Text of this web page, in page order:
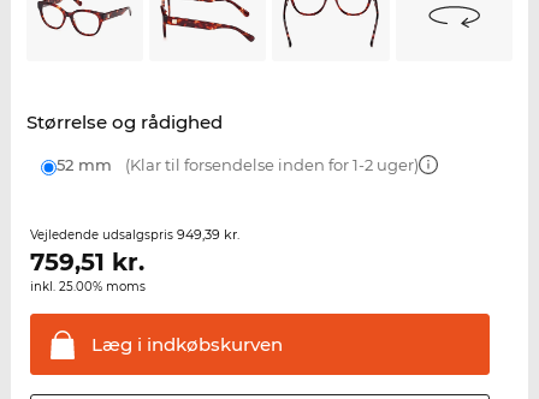
Størrelse og rådighed
52 mm (Klar til forsendelse inden for 1-2 uger)
Vejledende udsalgspris 949,39 kr.
759,51 kr.
inkl. 25.00% moms
Læg i indkøbskurven